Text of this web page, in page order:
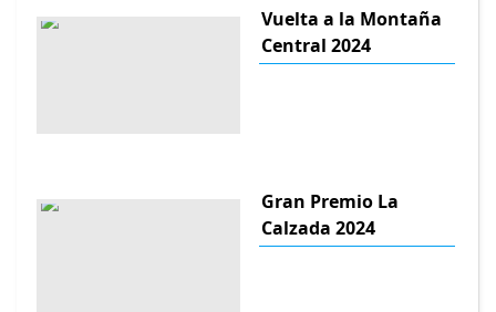
Vuelta a la Montaña
Central 2024
Gran Premio La
Calzada 2024